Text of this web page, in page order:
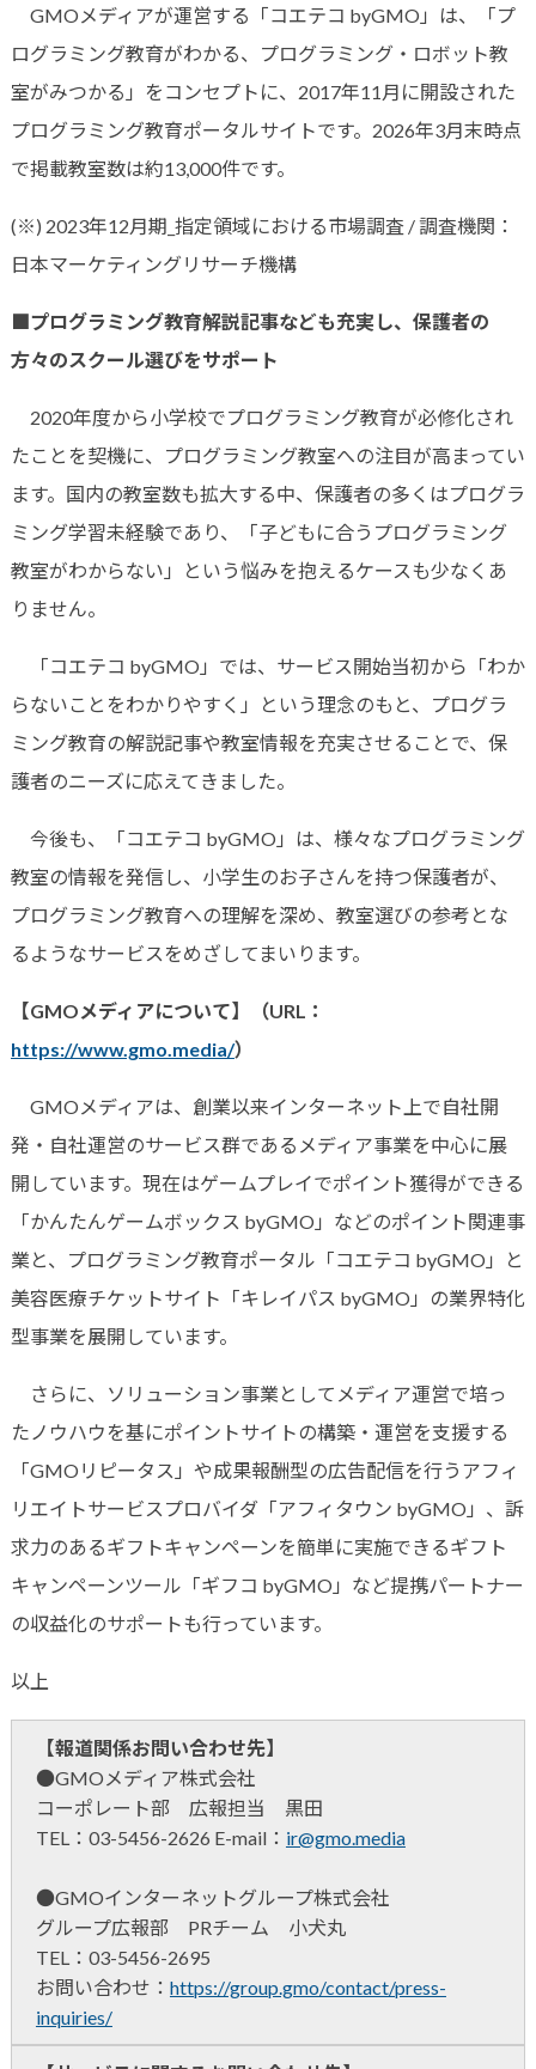
GMOメディアが運営する「コエテコ byGMO」は、「プ
ログラミング教育がわかる、プログラミング・ロボット教
室がみつかる」をコンセプトに、2017年11月に開設された
プログラミング教育ポータルサイトです。2026年3月末時点
で掲載教室数は約13,000件です。
(※) 2023年12月期_指定領域における市場調査 / 調査機関：
日本マーケティングリサーチ機構
■プログラミング教育解説記事なども充実し、保護者の
方々のスクール選びをサポート
2020年度から小学校でプログラミング教育が必修化され
たことを契機に、プログラミング教室への注目が高まってい
ます。国内の教室数も拡大する中、保護者の多くはプログラ
ミング学習未経験であり、「子どもに合うプログラミング
教室がわからない」という悩みを抱えるケースも少なくあ
りません。
「コエテコ byGMO」では、サービス開始当初から「わか
らないことをわかりやすく」という理念のもと、プログラ
ミング教育の解説記事や教室情報を充実させることで、保
護者のニーズに応えてきました。
今後も、「コエテコ byGMO」は、様々なプログラミング
教室の情報を発信し、小学生のお子さんを持つ保護者が、
プログラミング教育への理解を深め、教室選びの参考とな
るようなサービスをめざしてまいります。
【GMOメディアについて】（URL：
https://www.gmo.media/）
GMOメディアは、創業以来インターネット上で自社開
発・自社運営のサービス群であるメディア事業を中心に展
開しています。現在はゲームプレイでポイント獲得ができる
「かんたんゲームボックス byGMO」などのポイント関連事
業と、プログラミング教育ポータル「コエテコ byGMO」と
美容医療チケットサイト「キレイパス byGMO」の業界特化
型事業を展開しています。
さらに、ソリューション事業としてメディア運営で培っ
たノウハウを基にポイントサイトの構築・運営を支援する
「GMOリピータス」や成果報酬型の広告配信を行うアフィ
リエイトサービスプロバイダ「アフィタウン byGMO」、訴
求力のあるギフトキャンペーンを簡単に実施できるギフト
キャンペーンツール「ギフコ byGMO」など提携パートナー
の収益化のサポートも行っています。
以上
【報道関係お問い合わせ先】
●GMOメディア株式会社
コーポレート部 広報担当 黒田
TEL：03-5456-2626 E-mail： ir@gmo.media
●GMOインターネットグループ株式会社
グループ広報部 PRチーム 小犬丸
TEL：03-5456-2695
お問い合わせ： https://group.gmo/contact/press-
inquiries/